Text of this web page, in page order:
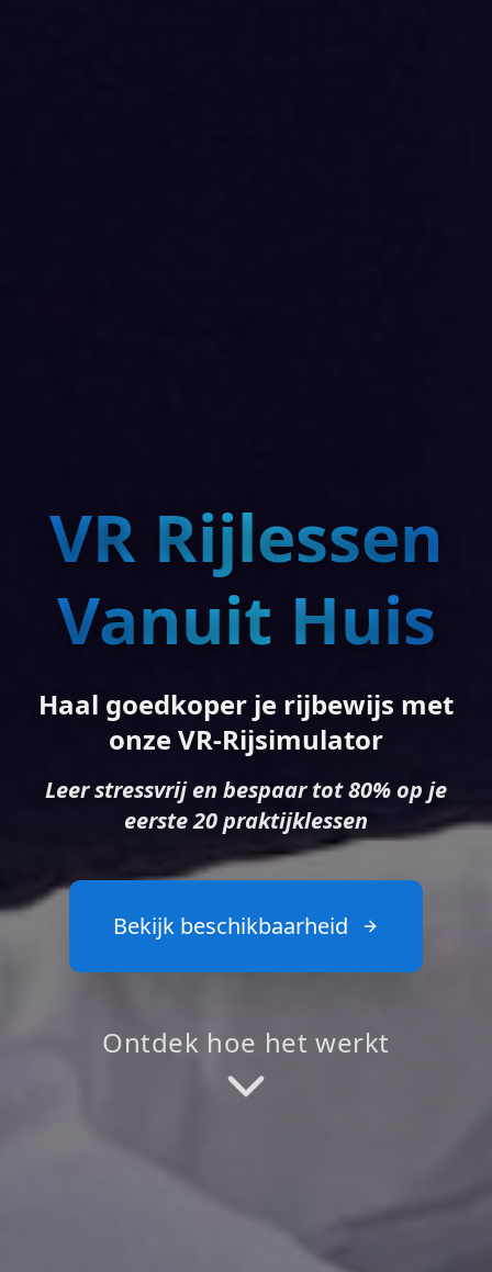
VR Rijlessen
Vanuit Huis
Haal goedkoper je rijbewijs met
onze VR-Rijsimulator
Leer stressvrij en bespaar tot 80% op je
eerste 20 praktijklessen
Bekijk beschikbaarheid
Ontdek hoe het werkt